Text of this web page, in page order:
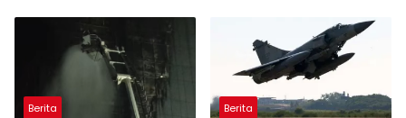
Berita Berita